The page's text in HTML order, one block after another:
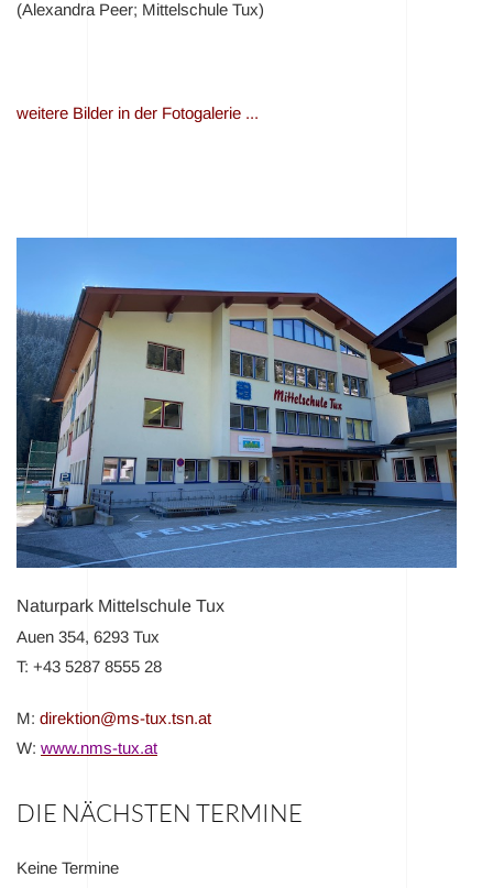
(Alexandra Peer; Mittelschule Tux)
weitere Bilder in der Fotogalerie ...
Naturpark Mittelschule Tux
Auen 354, 6293 Tux
T: +43 5287 8555 28
M: direktion@ms-tux.tsn.at
W: www.nms-tux.at
DIE NÄCHSTEN TERMINE
Keine Termine